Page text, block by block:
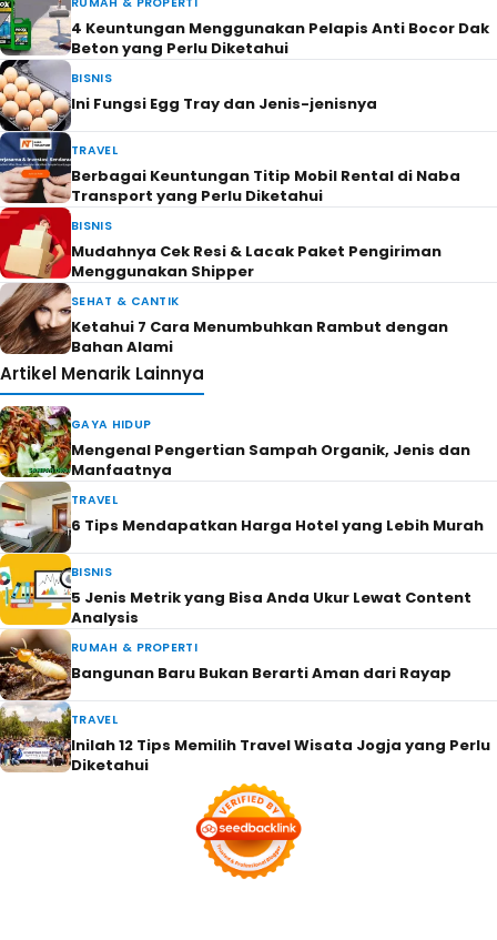
4 Keuntungan Menggunakan Pelapis Anti Bocor Dak
Beton yang Perlu Diketahui
BISNIS
Ini Fungsi Egg Tray dan Jenis-jenisnya
TRAVEL
Berbagai Keuntungan Titip Mobil Rental di Naba
Transport yang Perlu Diketahui
BISNIS
Mudahnya Cek Resi & Lacak Paket Pengiriman
Menggunakan Shipper
SEHAT & CANTIK
Ketahui 7 Cara Menumbuhkan Rambut dengan
Bahan Alami
Artikel Menarik Lainnya
GAYA HIDUP
Mengenal Pengertian Sampah Organik, Jenis dan
Manfaatnya
TRAVEL
6 Tips Mendapatkan Harga Hotel yang Lebih Murah
BISNIS
5 Jenis Metrik yang Bisa Anda Ukur Lewat Content
Analysis
RUMAH & PROPERTI
Bangunan Baru Bukan Berarti Aman dari Rayap
TRAVEL
Inilah 12 Tips Memilih Travel Wisata Jogja yang Perlu
Diketahui